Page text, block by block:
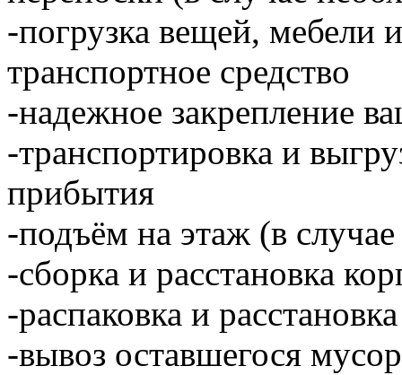
-погрузка вещей, мебели
транспортное средство
-надежное закрепление
-транспортировка и
прибытия
-подъём на этаж (в
-сборка и расстановка
-распаковка и
-вывоз оставшегося